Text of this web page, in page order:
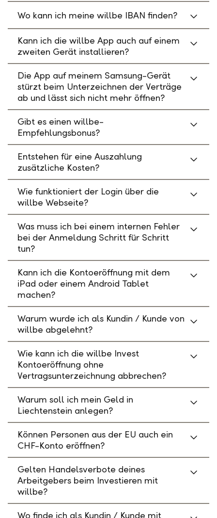
Wo kann ich meine willbe IBAN finden?
Kann ich die willbe App auch auf einem
zweiten Gerät installieren?
Die App auf meinem Samsung-Gerät
stürzt beim Unterzeichnen der Verträge
ab und lässt sich nicht mehr öffnen?
Gibt es einen willbe-
Empfehlungsbonus?
Entstehen für eine Auszahlung
zusätzliche Kosten?
Wie funktioniert der Login über die
willbe Webseite?
Was muss ich bei einem internen Fehler
bei der Anmeldung Schritt für Schritt
tun?
Kann ich die Kontoeröffnung mit dem
iPad oder einem Android Tablet
machen?
Warum wurde ich als Kundin / Kunde von
willbe abgelehnt?
Wie kann ich die willbe Invest
Kontoeröffnung ohne
Vertragsunterzeichnung abbrechen?
Warum soll ich mein Geld in
Liechtenstein anlegen?
Können Personen aus der EU auch ein
CHF-Konto eröffnen?
Gelten Handelsverbote deines
Arbeitgebers beim Investieren mit
willbe?
Wo finde ich als Kundin / Kunde mit